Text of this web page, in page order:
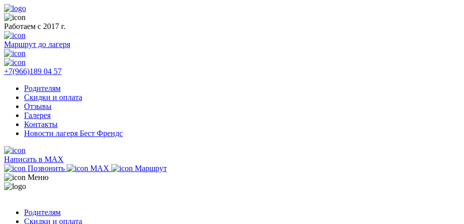
Работаем с 2017 г.
Маршрут до лагеря
+7(966)189 04 57
Родителям
Скидки и оплата
Отзывы
Галерея
Контакты
Новости лагеря Бест Френдс
Написать в MAX
Позвонить
MAX
Маршрут
Меню
Родителям
Скидки и оплата